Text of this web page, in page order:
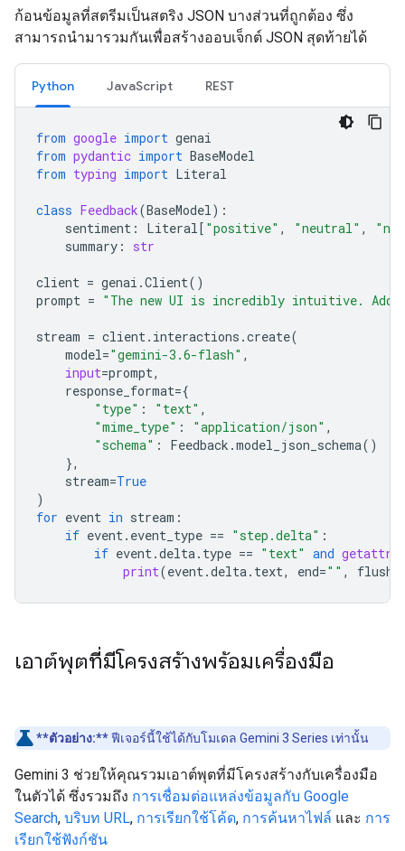
ก้อนข้อมูลที่สตรีมเป็นสตริง JSON บางส่วนที่ถูกต้อง ซึ่ง
สามารถนำมารวมกันเพื่อสร้างออบเจ็กต์ JSON สุดท้ายได้
Python JavaScript REST
from google import genai
from pydantic import BaseModel
from typing import Literal
class Feedback(BaseModel):
sentiment : Literal[ "positive" , "neutral" ,
summary : str
client = genai .Client()
prompt = "The new UI is incredibly intuitive. Add
stream = client. interactions .create(
model="gemini-3.6-flash" ,
input=prompt,
response_format={
"type" : "text" ,
"mime_type" : "application/json" ,
"schema" : Feedback .model_json_schema()
},
stream=True
)
for event in stream :
if event. event_type == "step.delta" :
if event.delta. type == "text" and getattr
print(event.delta. text, end="" , flush
เอาต์พุตที่มีโครงสร้างพร้อมเครื่องมือ
**ตัวอย่าง:**ฟีเจอร์นี้ใช้ได้กับโมเดล Gemini 3 Series เท่านั้น
Gemini 3 ช่วยให้คุณรวมเอาต์พุตที่มีโครงสร้างกับเครื่องมือ
ในตัวได้ ซึ่งรวมถึง การเชื่อมต่อแหล่งข้อมูลกับ Google
Search, บริบท URL, การเรียกใช้โค้ด, การค้นหาไฟล์ และ การ
เรียกใช้ฟังก์ชัน